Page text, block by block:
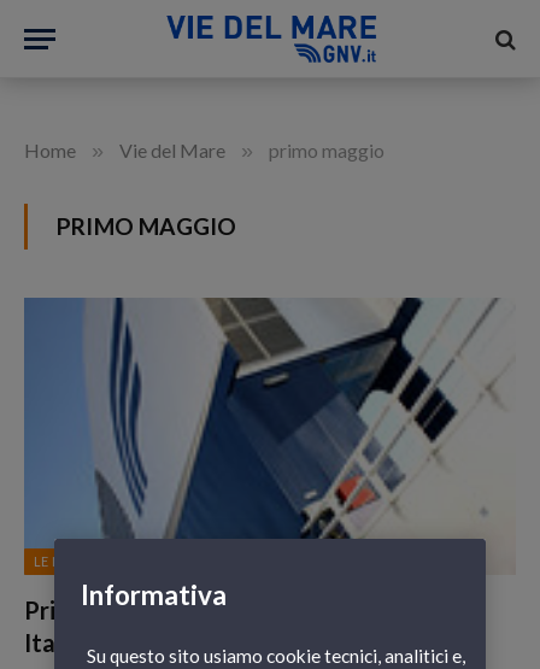
Home » Vie del Mare » primo maggio
PRIMO MAGGIO
LE NOSTRE DESTINAZIONI
Primo Maggio 2019: i principali eventi in
Italia
Informativa
Su questo sito usiamo cookie tecnici, analitici e,